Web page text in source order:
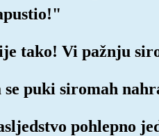
tako! Vi pažnju
se puki siromah
pohlepno